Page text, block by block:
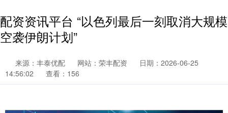
配资资讯平台 “以色列最后一刻取消大规模
空袭伊朗计划”
来源：丰泰优配 网站：荣丰配资
日期：2026-06-25
14:56:02
查看：156